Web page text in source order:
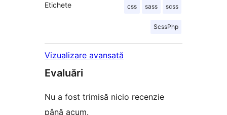
Etichete css sass scss
ScssPhp
Vizualizare avansată
Evaluări
Nu a fost trimisă nicio recenzie
până acum.